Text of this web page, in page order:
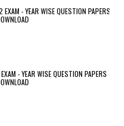
EXAM - YEAR WISE QUESTION PAPERS
- YEAR WISE QUESTION PAPERS